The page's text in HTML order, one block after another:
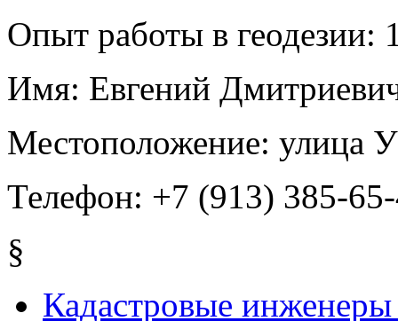
Опыт работы в геодезии:
Имя: Евгений
Местоположение: улица
Телефон: +7 (913) 385-
§
Кадастровые